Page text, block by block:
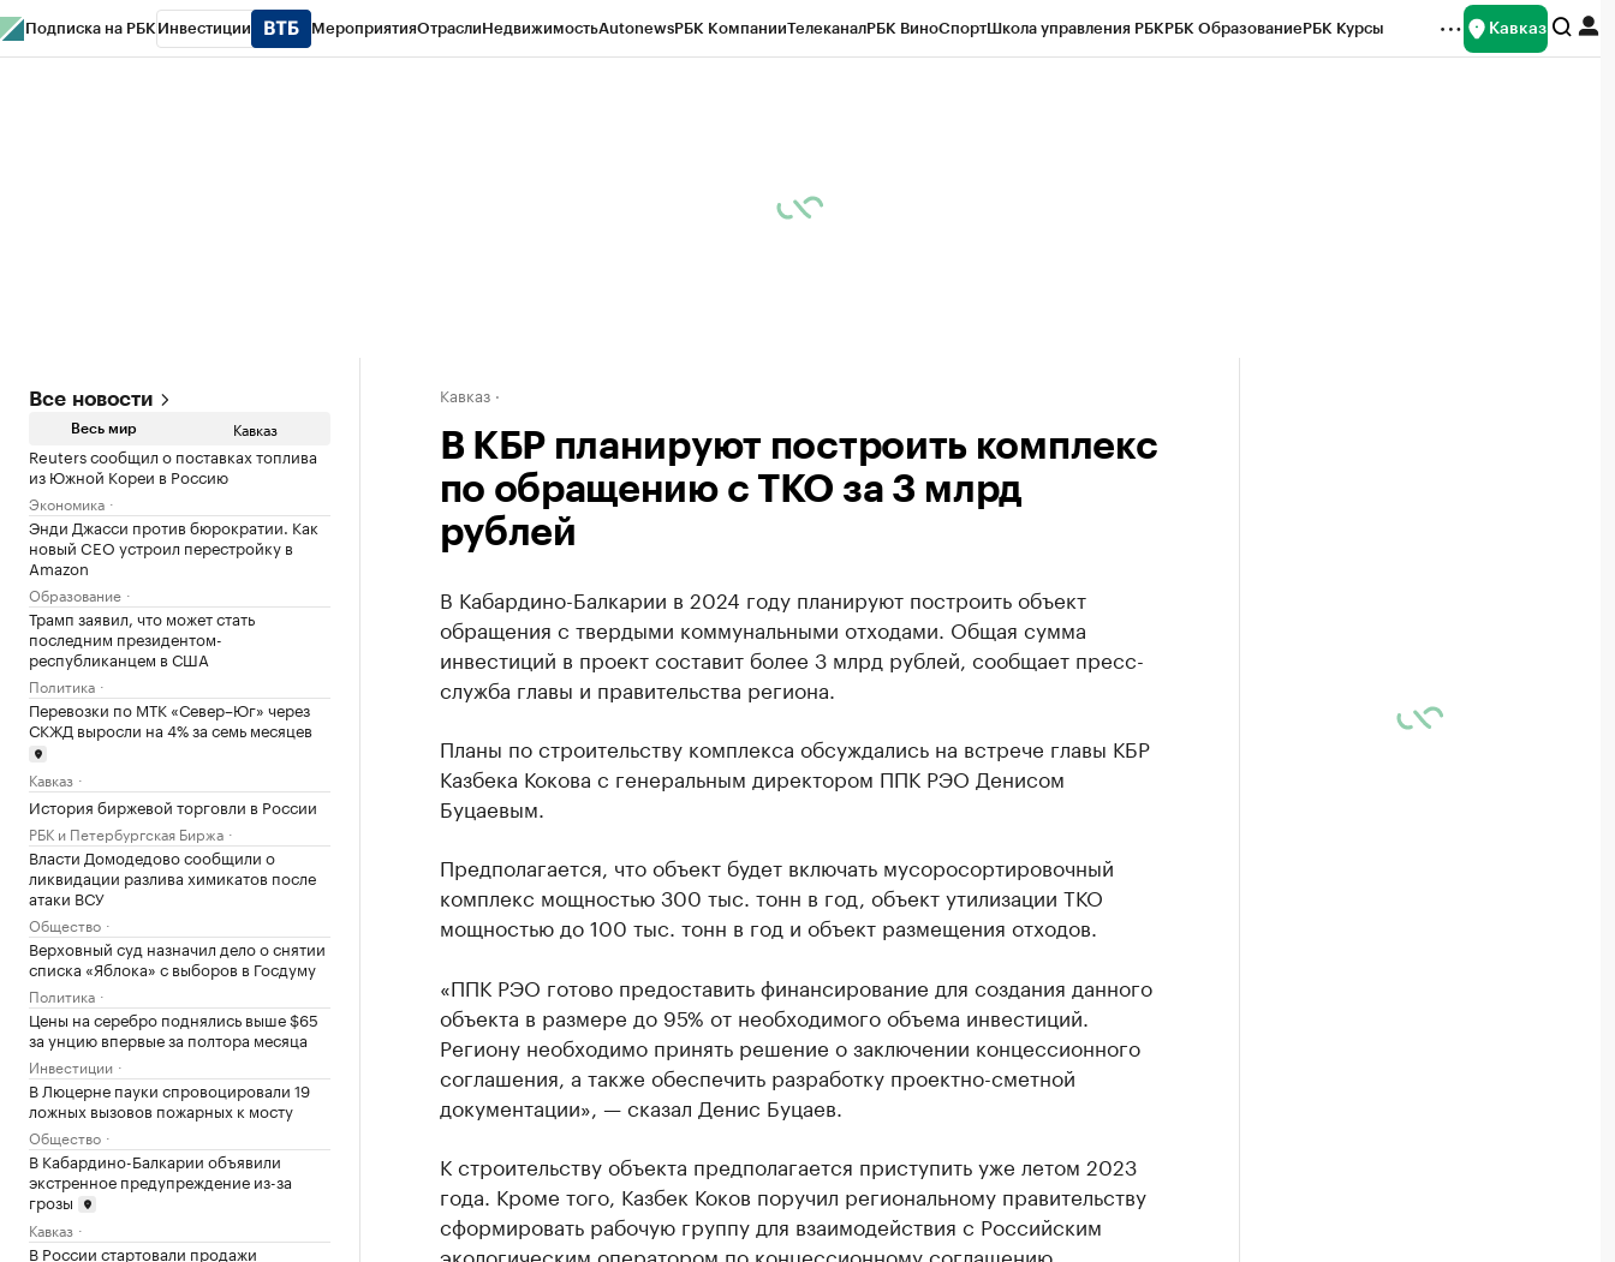
Подписка на РБК Инвестиции МероприятияОтраслиНедвижимостьAutonewsРБК КомпанииТелеканалРБК ВиноСпортШкола управления РБКРБК ОбразованиеРБК Курсы Кавказ
Все новости
Весь мир Кавказ
Reuters сообщил о поставках топлива
из Южной Кореи в Россию
Экономика
Энди Джасси против бюрократии. Как
новый CEO устроил перестройку в
Amazon
Образование
Трамп заявил, что может стать
последним президентом-
республиканцем в США
Политика
Перевозки по МТК «Север–Юг» через
СКЖД выросли на 4% за семь месяцев
Кавказ
История биржевой торговли в России
РБК и Петербургская Биржа
Власти Домодедово сообщили о
ликвидации разлива химикатов после
атаки ВСУ
Общество
Верховный суд назначил дело о снятии
списка «Яблока» с выборов в Госдуму
Политика
Цены на серебро поднялись выше $65
за унцию впервые за полтора месяца
Инвестиции
В Люцерне пауки спровоцировали 19
ложных вызовов пожарных к мосту
Общество
В Кабардино-Балкарии объявили
экстренное предупреждение из-за
грозы
Кавказ
В России стартовали продажи
Кавказ
В КБР планируют построить комплекс
по обращению с ТКО за 3 млрд
рублей
В Кабардино-Балкарии в 2024 году планируют построить объект
обращения с твердыми коммунальными отходами. Общая сумма
инвестиций в проект составит более 3 млрд рублей, сообщает пресс-
служба главы и правительства региона.
Планы по строительству комплекса обсуждались на встрече главы КБР
Казбека Кокова с генеральным директором ППК РЭО Денисом
Буцаевым.
Предполагается, что объект будет включать мусоросортировочный
комплекс мощностью 300 тыс. тонн в год, объект утилизации ТКО
мощностью до 100 тыс. тонн в год и объект размещения отходов.
«ППК РЭО готово предоставить финансирование для создания данного
объекта в размере до 95% от необходимого объема инвестиций.
Региону необходимо принять решение о заключении концессионного
соглашения, а также обеспечить разработку проектно-сметной
документации», — сказал Денис Буцаев.
К строительству объекта предполагается приступить уже летом 2023
года. Кроме того, Казбек Коков поручил региональному правительству
сформировать рабочую группу для взаимодействия с Российским
экологическим оператором по концессионному соглашению.